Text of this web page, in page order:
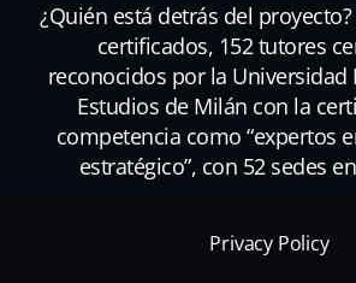
¿Quién está detrás del
certificados, 152 tutores
reconocidos por la Universidad
Estudios de Milán con la
competencia como “expertos
estratégico”, con 52 sedes
Privacy Policy